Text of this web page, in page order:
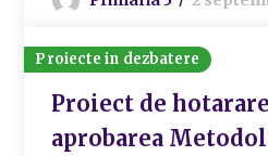
Proiecte in dezbatere
Proiect de
aprobarea